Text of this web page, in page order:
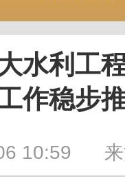
水利工
作稳步
10:59 来